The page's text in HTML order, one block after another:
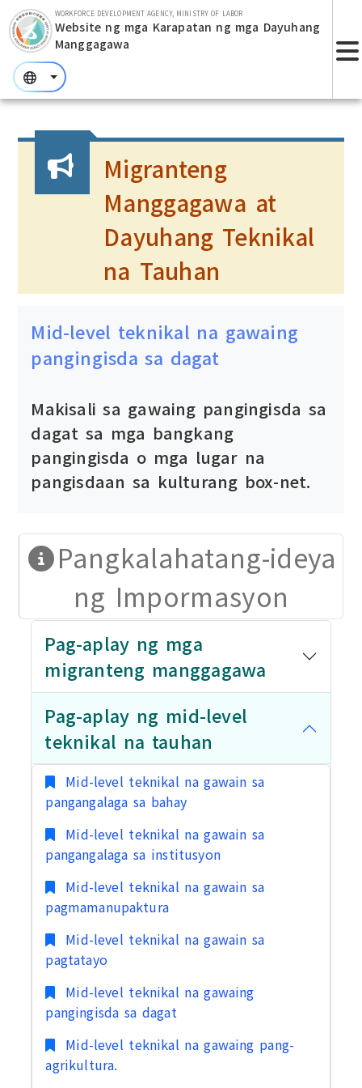
Lumaktaw sa bloke ng pangunahing nilalaman
WORKFORCE DEVELOPMENT AGENCY, MINISTRY OF LABOR
Website ng mga Karapatan ng mga Dayuhang
Manggagawa
:::
:::
Migranteng
Manggagawa at
Dayuhang Teknikal
na Tauhan
Mid-level teknikal na gawaing
pangingisda sa dagat
Makisali sa gawaing pangingisda sa
dagat sa mga bangkang
pangingisda o mga lugar na
pangisdaan sa kulturang box-net.
Pangkalahatang-ideya
ng Impormasyon
Pag-aplay ng mga
migranteng manggagawa
Pag-aplay ng mid-level
teknikal na tauhan
Mid-level teknikal na gawain sa
pangangalaga sa bahay
Mid-level teknikal na gawain sa
pangangalaga sa institusyon
Mid-level teknikal na gawain sa
pagmamanupaktura
Mid-level teknikal na gawain sa
pagtatayo
Mid-level teknikal na gawaing
pangingisda sa dagat
Mid-level teknikal na gawaing pang-
agrikultura.